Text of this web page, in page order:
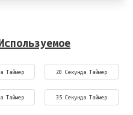
Таймер 20 Секунда Таймер
Таймер 35 Секунда Таймер